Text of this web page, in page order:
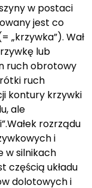
w postaci
jest co
„krzywka”). Wał
lub
ruch obrotowy
ruch
kontury krzywki
ale
rozrządu
i
w silnikach
częścią układu
dolotowych i